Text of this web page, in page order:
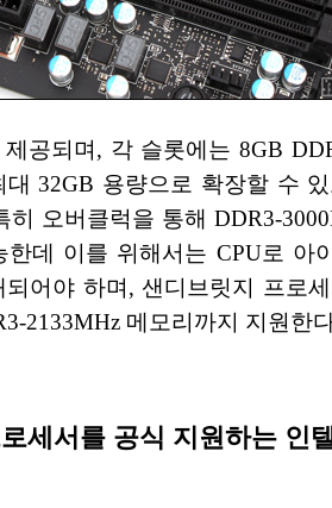
공되며, 각 슬롯에는 8GB
대 32GB 용량으로 확장할 수
히 오버클럭을 통해 DDR3-
한데 이를 위해서는 CPU로 아
어야 하며, 샌디브릿지 프로
2133MHz 메모리까지 지원한
세서를 공식 지원하는 인